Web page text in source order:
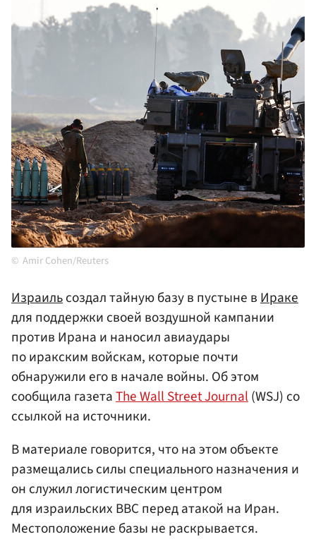
Amir Cohen/Reuters
Израильсоздал тайную базу в пустыне вИраке
для поддержки своей воздушной кампании
против Ирана и наносил авиаудары
по иракским войскам, которые почти
обнаружили его в начале войны. Об этом
сообщила газетаThe Wall Street Journal(WSJ) со
ссылкой на источники.
В материале говорится, что на этом объекте
размещались силы специального назначения и
он служил логистическим центром
для израильских ВВС перед атакой на Иран.
Местоположение базы не раскрывается.